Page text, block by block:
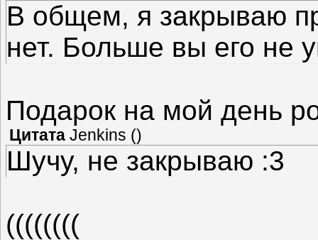
В общем, я закрываю
нет. Больше вы его не
Подарок на мой день
Цитата Jenkins ()
Шучу, не закрываю :3
((((((((